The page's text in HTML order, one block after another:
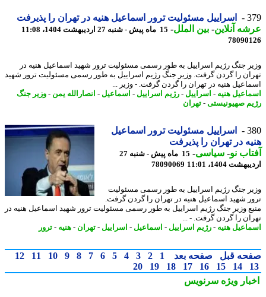
اسراییل مسئولیت ترور اسماعیل هنیه در تهران را پذیرفت
آنلاین-بین الملل-15 ماه پیش - شنبه 27 اردیبهشت 1404، 11:08
جنگ رژیم اسراییل به طور رسمی مسئولیت ترور شهید اسماعیل هنیه در
را گردن گرفت. وزیر جنگ رژیم اسراییل به طور رسمی مسئولیت ترور شهید
هنیه در تهران را گردن گرفت. - وزیر ...
هنیه -اسراییل -رژیم اسراییل -اسماعیل-انصارالله یمن -وزیر جنگ
صهیونیستی-تهران
اسراییل مسئولیت ترور اسماعیل
در تهران را پذیرفت
نو- سیاسی-
15 ماه پیش - شنبه 27
1404، 11:01
78090069
جنگ رژیم اسراییل به طور رسمی مسئولیت
شهید اسماعیل هنیه در تهران را گردن گرفت.
وزیر جنگ رژیم اسراییل به طور رسمی مسئولیت ترور شهید اسماعیل هنیه در
را گردن گرفت. - ...
هنیه -رژیم اسراییل -اسماعیل-اسراییل -تهران- هنیه -ترور
قبل صفحه بعد 1
2
3
4
5
6
7
8
9
10
11
12
14
15
16
17
18
19
20
ویژهسرنویس